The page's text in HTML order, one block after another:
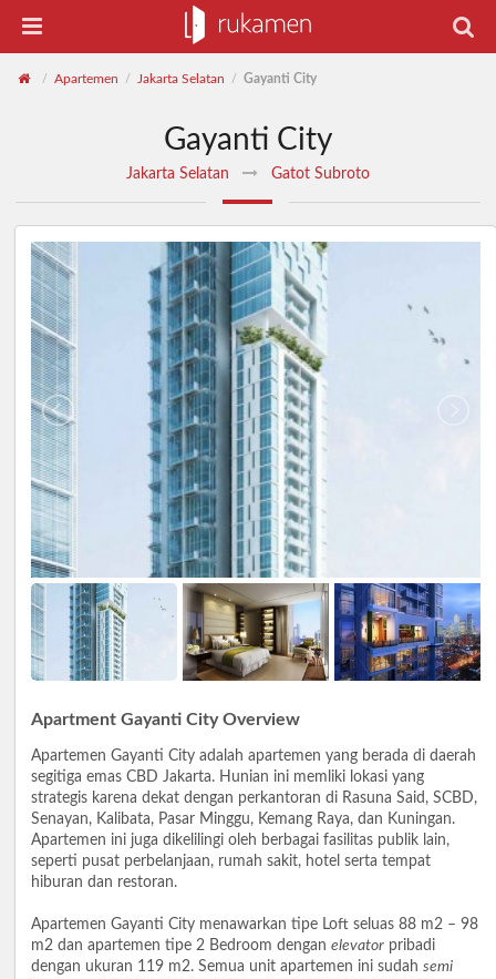
/ Apartemen / Jakarta Selatan / Gayanti City
Gayanti City
Jakarta Selatan Gatot Subroto
Apartment Gayanti City Overview
Apartemen Gayanti City adalah apartemen yang berada di daerah
segitiga emas CBD Jakarta. Hunian ini memliki lokasi yang
strategis karena dekat dengan perkantoran di Rasuna Said, SCBD,
Senayan, Kalibata, Pasar Minggu, Kemang Raya, dan Kuningan.
Apartemen ini juga dikelilingi oleh berbagai fasilitas publik lain,
seperti pusat perbelanjaan, rumah sakit, hotel serta tempat
hiburan dan restoran.
Apartemen Gayanti City menawarkan tipe Loft seluas 88 m2 – 98
m2 dan apartemen tipe 2 Bedroom dengan elevator pribadi
dengan ukuran 119 m2. Semua unit apartemen ini sudah semi